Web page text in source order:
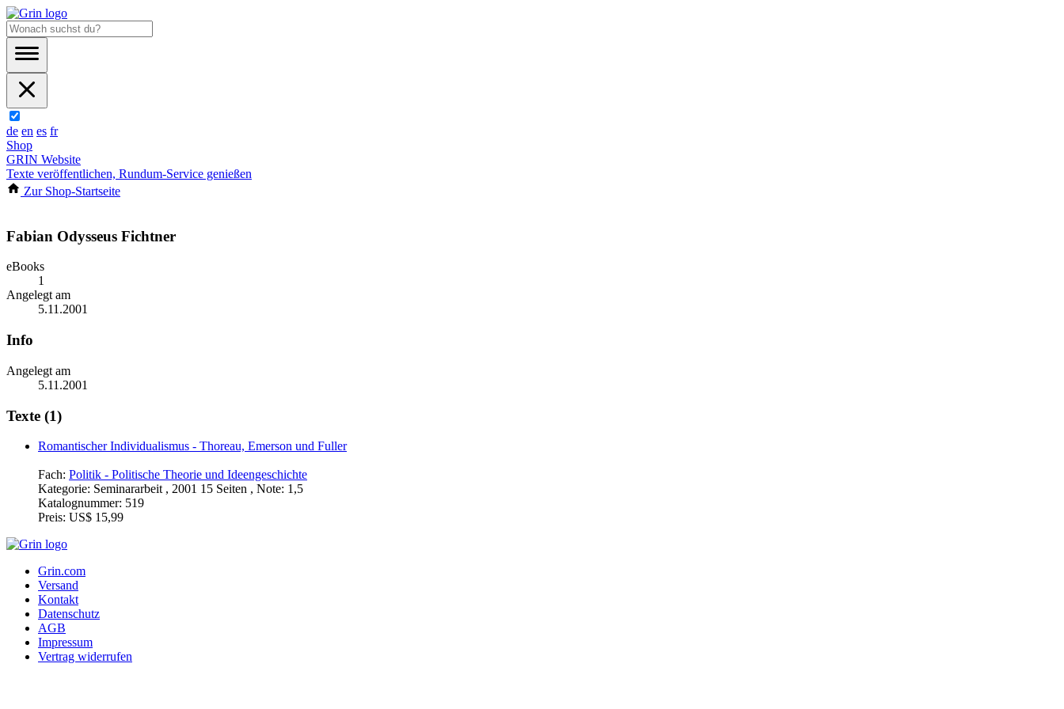
de en es fr
Shop
GRIN Website
Texte veröffentlichen, Rundum-Service genießen
Zur Shop-Startseite
Fabian Odysseus Fichtner
eBooks
1
Angelegt am
5.11.2001
Info
Angelegt am
5.11.2001
Texte (1)
Romantischer Individualismus - Thoreau, Emerson und Fuller
Fach: Politik - Politische Theorie und Ideengeschichte
Kategorie: Seminararbeit , 2001 15 Seiten , Note: 1,5
Katalognummer: 519
Preis: US$ 15,99
Grin.com
Versand
Kontakt
Datenschutz
AGB
Impressum
Vertrag widerrufen